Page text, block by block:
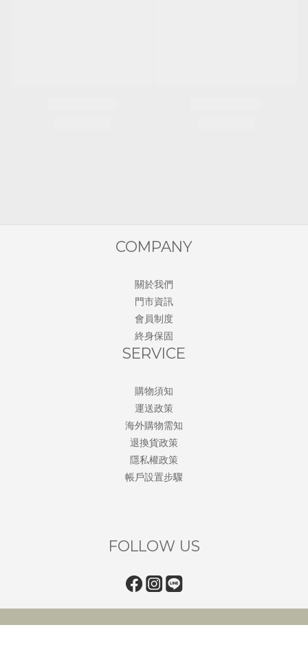
COMPANY
關於我們
門市資訊
會員制度
終身保固
SERVICE
購物須知
運送政策
海外購物需知
退換貨政策
隱私權政策
帳戶設置步驟
FOLLOW US